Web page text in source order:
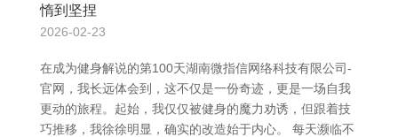
惰到坚捏
2026-02-23
在成为健身解说的第100天湖南微指信网络科技有限公司-
官网，我长远体会到，这不仅是一份奇迹，更是一场自我
更动的旅程。起始，我仅仅被健身的魔力劝诱，但跟着技
巧推移，我徐徐明显，确实的改造始于内心。 每天濒临不